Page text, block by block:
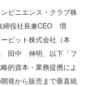
ビニエンス・クラブ株
締役社長兼CEO 増
ビット株式会社（本
田中 伸明、以下「フ
的資本・業務提携によ
発から販売まで垂直統